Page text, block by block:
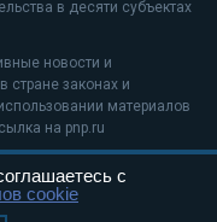
в десяти субъектах
новости и
законах и
материалов
на pnp.ru
рекомендательные
с
cookie